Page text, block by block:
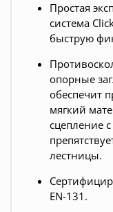
Простая
система
быструю
опорные
обеспечит
мягкий
сцепление
лестницы.
EN-131.